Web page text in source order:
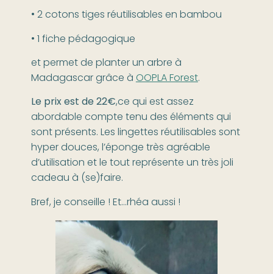
• 2 cotons tiges réutilisables en bambou
• 1 fiche pédagogique
et permet de planter un arbre à
Madagascar grâce àOOPLA Forest.
Le prix est de 22€,ce qui est assez
abordable compte tenu des éléments qui
sont présents. Les lingettes réutilisables sont
hyper douces, l’éponge très agréable
d’utilisation et le tout représente un très joli
cadeau à (se)faire.
Bref, je conseille ! Et…rhéa aussi !